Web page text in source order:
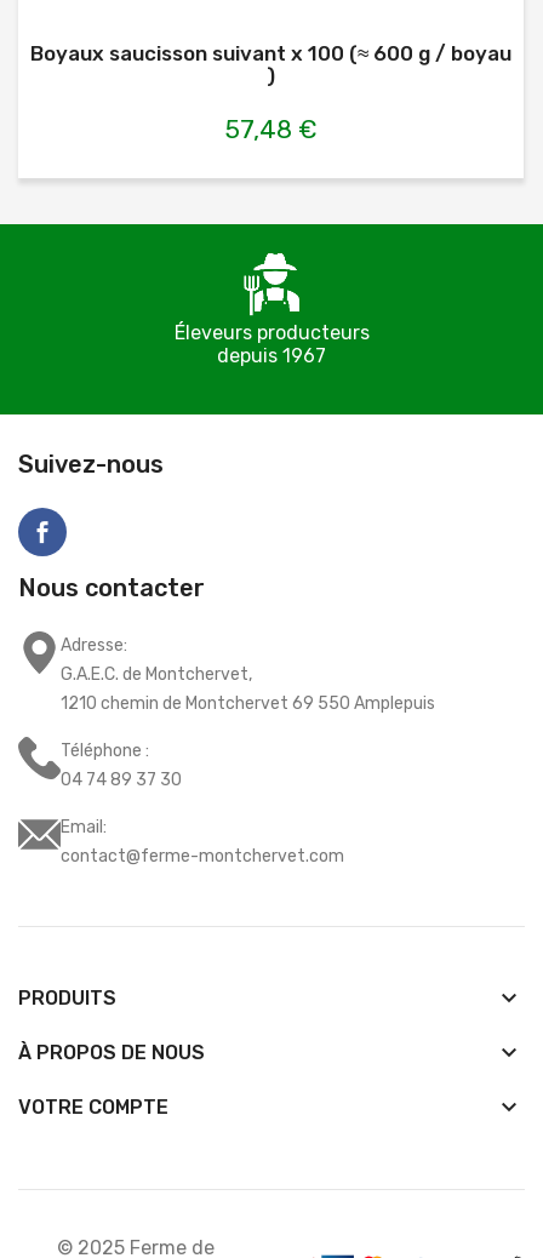
Boyaux saucisson suivant x 100 (≈ 600 g / boyau
)
57,48 €
Éleveurs producteurs
depuis 1967
Suivez-nous
Nous contacter
Adresse:
G.A.E.C. de Montchervet,
1210 chemin de Montchervet 69 550 Amplepuis
Téléphone :
04 74 89 37 30
Email:
contact@ferme-montchervet.com
PRODUITS keyboard_arrow_down
À PROPOS DE NOUS keyboard_arrow_down
VOTRE COMPTE 
© 2025 Ferme de